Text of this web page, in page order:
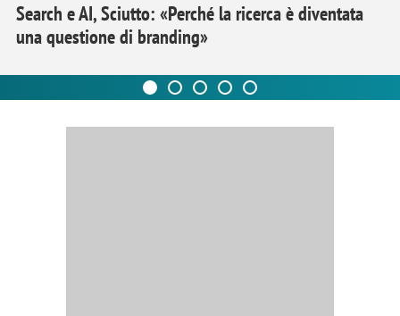
Search e AI, Sciutto: «Perché la ricerca è diventata
una questione di branding»